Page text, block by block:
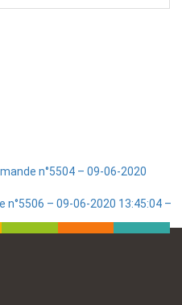
n°5504 – 09-06-2020
n°5506 – 09-06-2020 13:45:04 –